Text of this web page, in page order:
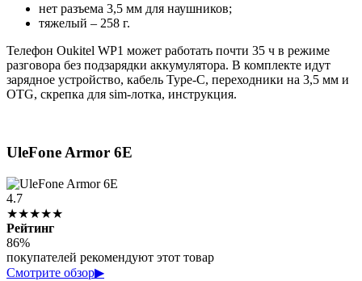
нет разъема 3,5 мм для наушников;
тяжелый – 258 г.
Телефон Oukitel WP1 может работать почти 35 ч в режиме
разговора без подзарядки аккумулятора. В комплекте идут
зарядное устройство, кабель Type-C, переходники на 3,5 мм и
OTG, скрепка для sim-лотка, инструкция.
UleFone Armor 6E
4.7
★★★★★
Рейтинг
86%
покупателей рекомендуют этот товар
Смотрите обзор▶